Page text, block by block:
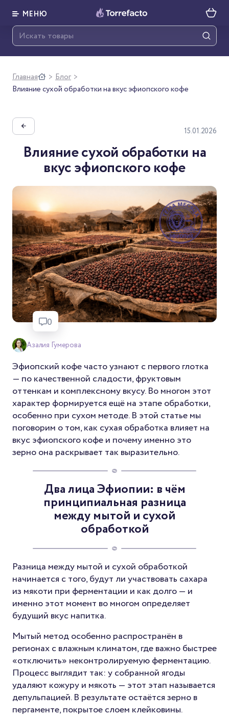
МЕНЮ
Главная > Блог >
Влияние сухой обработки на вкус эфиопского кофе
← 15.01.2026
Влияние сухой обработки на
вкус эфиопского кофе
0
Азалия Гумерова
Эфиопский кофе часто узнают с первого глотка
— по качественной сладости, фруктовым
оттенкам и комплексному вкусу. Во многом этот
характер формируется ещё на этапе обработки,
особенно при сухом методе. В этой статье мы
поговорим о том, как сухая обработка влияет на
вкус эфиопского кофе и почему именно это
зерно она раскрывает так выразительно.
Два лица Эфиопии: в чём
принципиальная разница
между мытой и сухой
обработкой
Разница между мытой и сухой обработкой
начинается с того, будут ли участвовать сахара
из мякоти при ферментации и как долго — и
именно этот момент во многом определяет
будущий вкус напитка.
Мытый метод особенно распространён в
регионах с влажным климатом, где важно быстрее
«отключить» неконтролируемую ферментацию.
Процесс выглядит так: у собранной ягоды
удаляют кожуру и мякоть — этот этап называется
депульпацией. В результате остаётся зерно в
пергаменте, покрытое слоем клейковины.